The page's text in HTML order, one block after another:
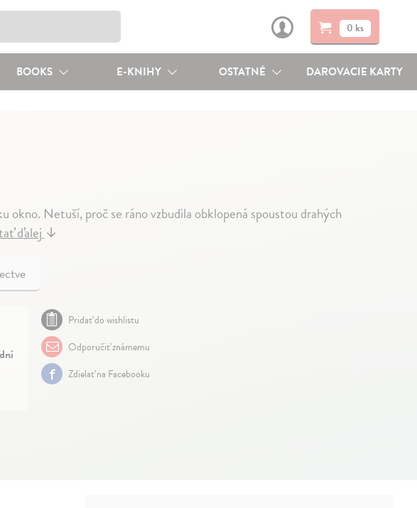
0 ks
BOOKS E-KNIHY OSTATNÉ DAROVACIE KARTY
okno. Netuší, proč se ráno vzbudila obklopená spoustou drahých
ďalej↓
Pridať do wishlistu
Odporučiť známemu
Zdielať na Facebooku